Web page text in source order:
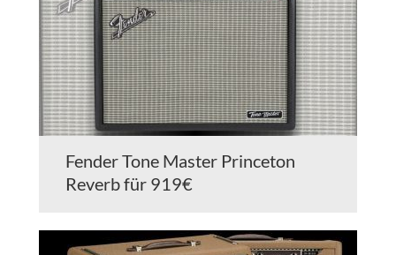
Fender Tone Master Princeton
Reverb für 919€